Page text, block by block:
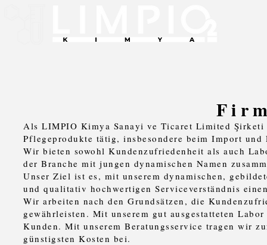
Als LIMPIO Kimya Sanayi ve Ticaret Limited
Pflegeprodukte tätig, insbesondere beim Import und
Wir bieten sowohl Kundenzufriedenheit als auch
der Branche mit jungen dynamischen Namen
Unser Ziel ist es, mit unserem dynamischen,
und qualitativ hochwertigen Serviceverständnis
Wir arbeiten nach den Grundsätzen, die
gewährleisten. Mit unserem gut ausgestatteten
Kunden. Mit unserem Beratungsservice tragen wir
günstigsten Kosten bei.